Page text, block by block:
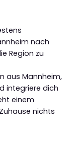
nach
Region zu
aus Mannheim,
integriere dich
einem
nichts